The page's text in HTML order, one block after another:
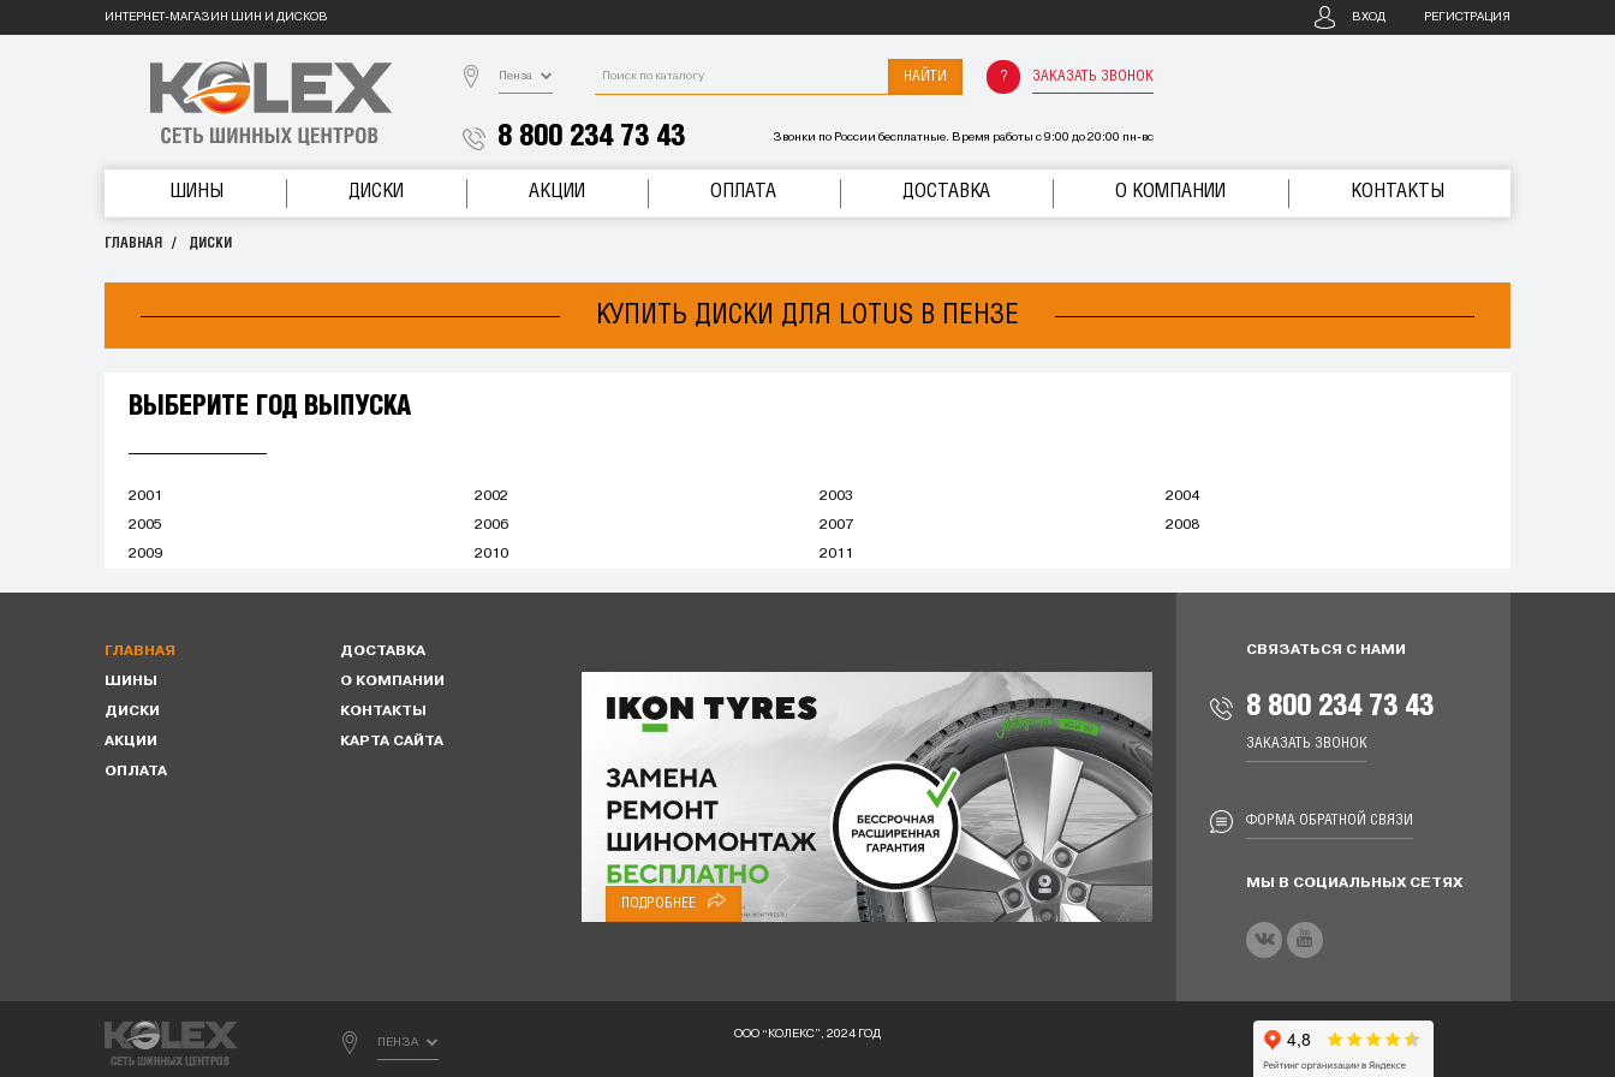
ИНТЕРНЕТ-МАГАЗИН ШИН И ДИСКОВ ВХОД РЕГИСТРАЦИЯ
Пенза НАЙТИ ЗАКАЗАТЬ ЗВОНОК
8 800 234 73 43 Звонки по России бесплатные. Время работы с 9:00 до 20:00 пн-вс
ШИНЫ ДИСКИ АКЦИИ ОПЛАТА ДОСТАВКА О КОМПАНИИ КОНТАКТЫ
ГЛАВНАЯ ДИСКИ
КУПИТЬ ДИСКИ ДЛЯ LOTUS В ПЕНЗЕ
ВЫБЕРИТЕ ГОД ВЫПУСКА
2001 2002 2003 2004
2005 2006 2007 2008
2009 2010 2011
ГЛАВНАЯ
ШИНЫ
ДИСКИ
АКЦИИ
ОПЛАТА
ДОСТАВКА
О КОМПАНИИ
КОНТАКТЫ
КАРТА САЙТА
ПОДРОБНЕЕ
СВЯЗАТЬСЯ С НАМИ
8 800 234 73 43
ЗАКАЗАТЬ ЗВОНОК
ФОРМА ОБРАТНОЙ СВЯЗИ
МЫ В СОЦИАЛЬНЫХ СЕТЯХ
ПЕНЗА
ООО “КОЛЕКС”, 2024 ГОД